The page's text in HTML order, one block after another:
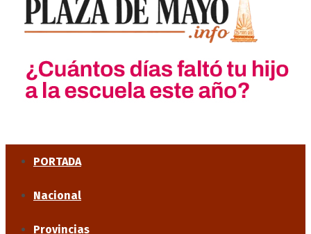
PORTADA
Nacional
Provincias